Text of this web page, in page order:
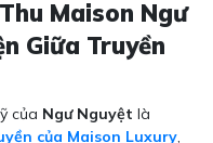
Maison Ngư
Giữa Truyền
của Ngư Nguyệt là
của Maison Luxury,